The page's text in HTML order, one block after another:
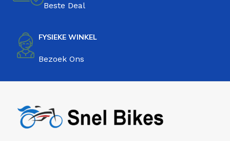
Beste Deal
FYSIEKE WINKEL
Bezoek Ons